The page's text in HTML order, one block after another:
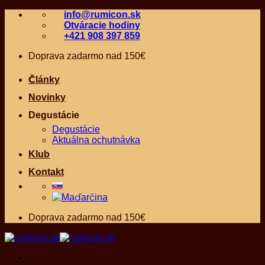
Skip
info@rumicon.sk
Otváracie hodiny
+421 908 397 859
Doprava zadarmo nad 150€
Články
Novinky
Degustácie
Degustácie
Aktuálna ochutnávka
Klub
Kontakt
Doprava zadarmo nad 150€